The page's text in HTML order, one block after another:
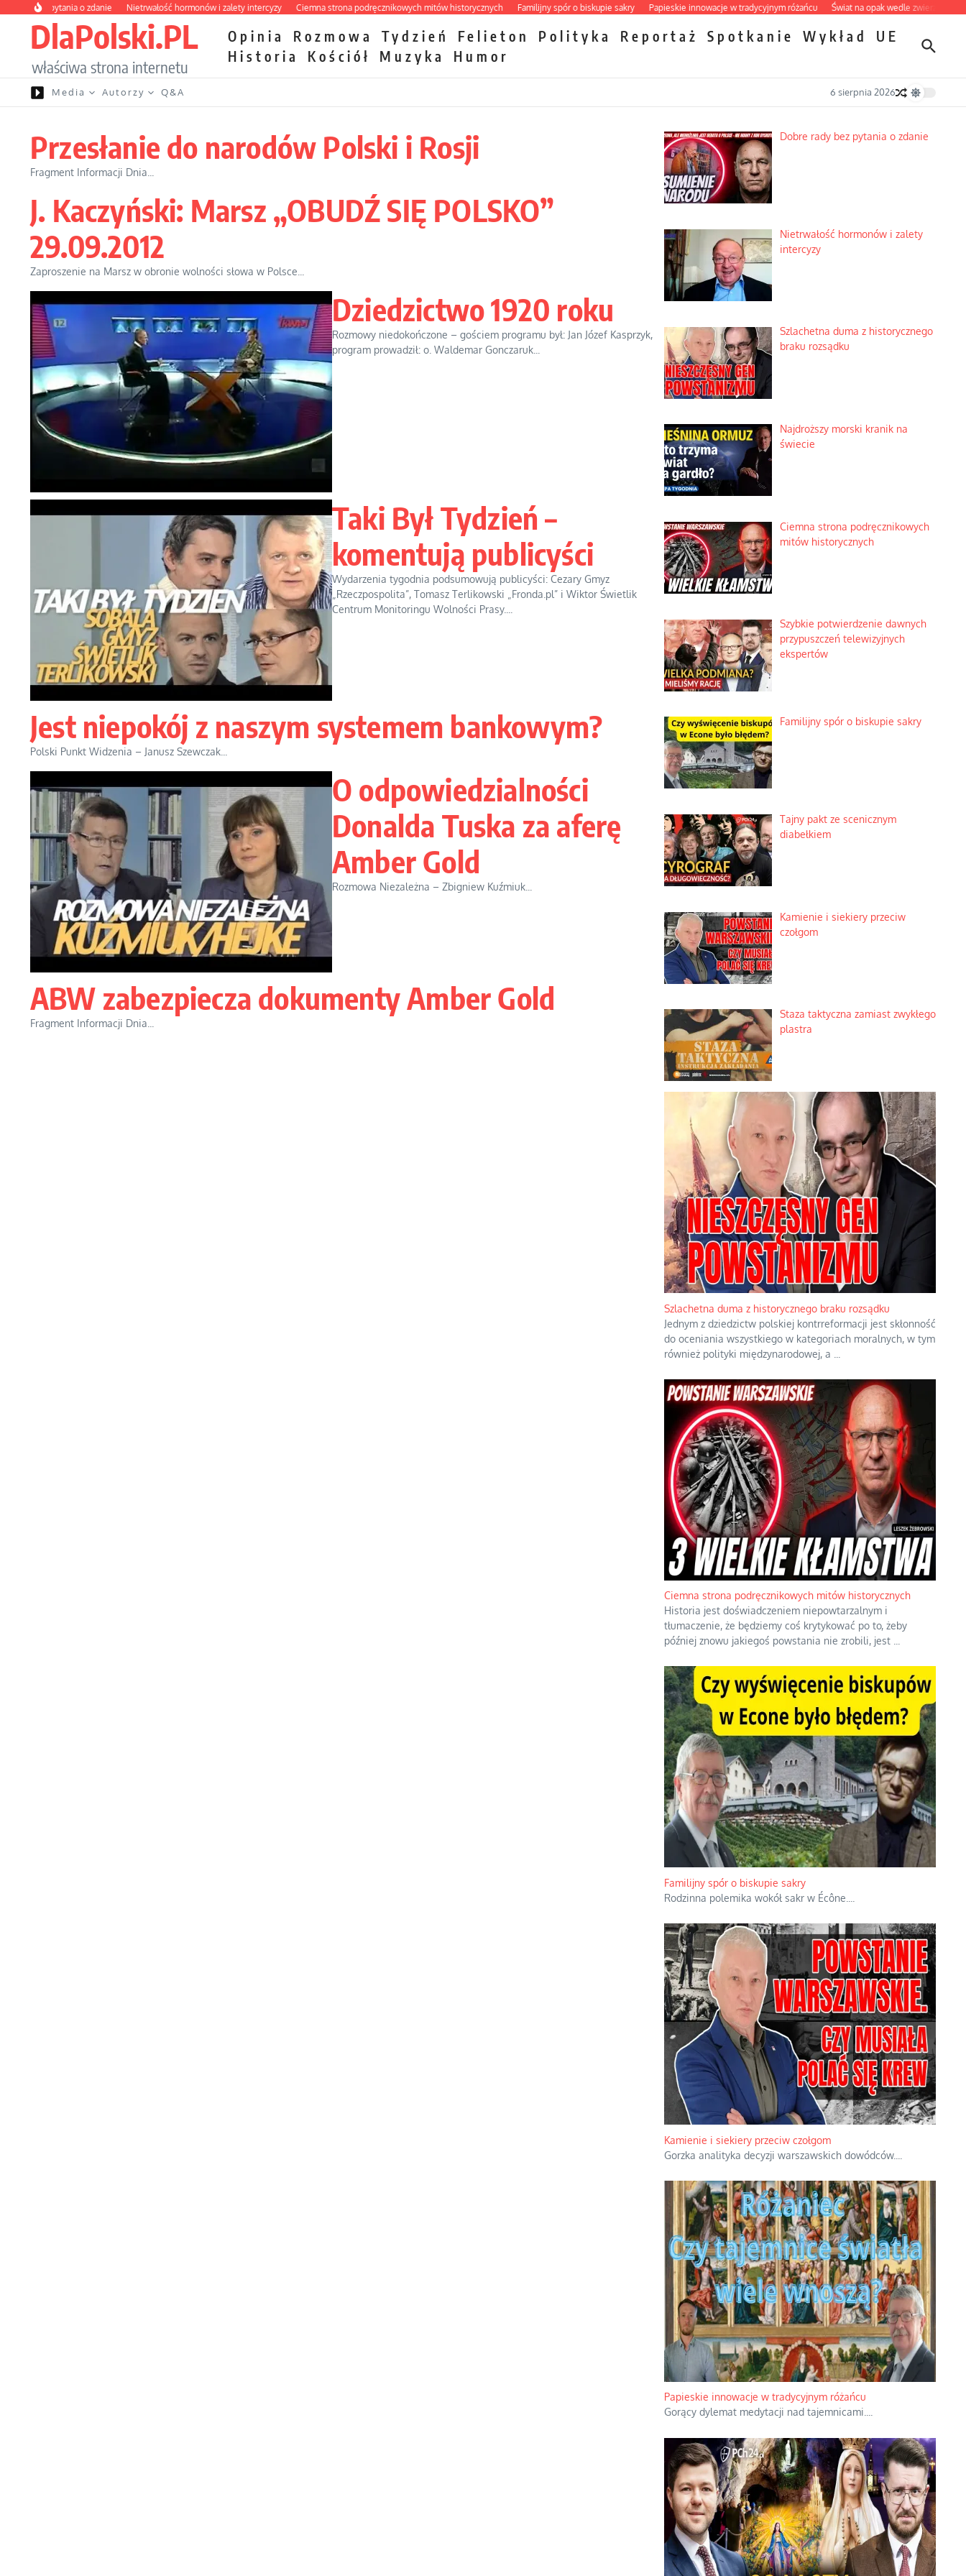
Przejdź do treści
bez pytania o zdanie Nietrwałość hormonów i zalety intercyzy Ciemna strona podręcznikowych mitów historycznych Familijny spór o biskupie sakry Papieskie innowacje w tradycyjnym różańcu Świat na opak wedle zwierząt
DlaPolski.PL
właściwa strona internetu
Opinia Rozmowa Tydzień Felieton Polityka Reportaż Spotkanie Wykład
UE
Historia
Kościół Muzyka Humor
Media Autorzy Q&A 6 sierpnia 2026
Przesłanie do narodów Polski i Rosji
Fragment Informacji Dnia...
J. Kaczyński: Marsz „OBUDŹ SIĘ POLSKO”
29.09.2012
Zaproszenie na Marsz w obronie wolności słowa w Polsce...
Dziedzictwo 1920 roku
Rozmowy niedokończone – gościem programu był: Jan Józef Kasprzyk,
program prowadził: o. Waldemar Gonczaruk...
Taki Był Tydzień –
komentują publicyści
Wydarzenia tygodnia podsumowują publicyści: Cezary Gmyz
„Rzeczpospolita”, Tomasz Terlikowski „Fronda.pl” i Wiktor Świetlik
Centrum Monitoringu Wolności Prasy....
Jest niepokój z naszym systemem bankowym?
Polski Punkt Widzenia – Janusz Szewczak...
O odpowiedzialności
Donalda Tuska za aferę
Amber Gold
Rozmowa Niezależna – Zbigniew Kuźmiuk...
ABW zabezpiecza dokumenty Amber Gold
Fragment Informacji Dnia...
Dobre rady bez pytania o zdanie
Nietrwałość hormonów i zalety
intercyzy
Szlachetna duma z historycznego
braku rozsądku
Najdroższy morski kranik na
świecie
Ciemna strona podręcznikowych
mitów historycznych
Szybkie potwierdzenie dawnych
przypuszczeń telewizyjnych
ekspertów
Familijny spór o biskupie sakry
Tajny pakt ze scenicznym
diabełkiem
Kamienie i siekiery przeciw
czołgom
Staza taktyczna zamiast zwykłego
plastra
Szlachetna duma z historycznego braku rozsądku
Jednym z dziedzictw polskiej kontrreformacji jest skłonność
do oceniania wszystkiego w kategoriach moralnych, w tym
również polityki międzynarodowej, a
Ciemna strona podręcznikowych mitów historycznych
Historia jest doświadczeniem niepowtarzalnym i
tłumaczenie, że będziemy coś krytykować po to, żeby
później znowu jakiegoś powstania nie zrobili, jest
Familijny spór o biskupie sakry
Rodzinna polemika wokół sakr w Écône.
Kamienie i siekiery przeciw czołgom
Gorzka analityka decyzji warszawskich dowódców.
Papieskie innowacje w tradycyjnym różańcu
Gorący dylemat medytacji nad tajemnicami.